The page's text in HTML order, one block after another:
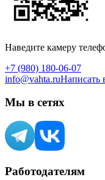
Наведите камеру
+7 (980) 180-06-07
info@vahta.ruНаписать
Мы в сетях
Работодателям